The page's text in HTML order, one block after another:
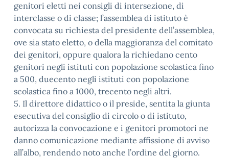
genitori eletti nei consigli di intersezione, di
interclasse o di classe; l’assemblea di istituto è
convocata su richiesta del presidente dell’assemblea,
ove sia stato eletto, o della maggioranza del comitato
dei genitori, oppure qualora la richiedano cento
genitori negli istituti con popolazione scolastica fino
a 500, duecento negli istituti con popolazione
scolastica fino a 1000, trecento negli altri.
5. Il direttore didattico o il preside, sentita la giunta
esecutiva del consiglio di circolo o di istituto,
autorizza la convocazione e i genitori promotori ne
danno comunicazione mediante affissione di avviso
all’albo, rendendo noto anche l’ordine del giorno.